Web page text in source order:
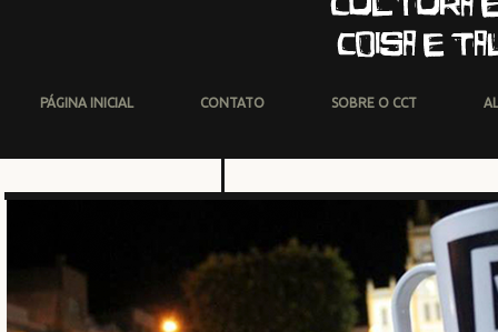
PÁGINA INICIAL CONTATO SOBRE O CCT